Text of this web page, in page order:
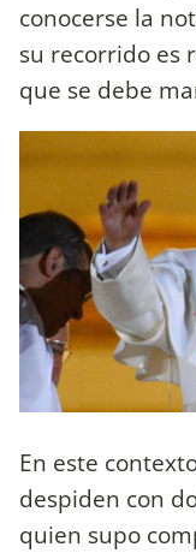
conocerse la
su recorrido es
que se debe
En este
despiden con
quien supo